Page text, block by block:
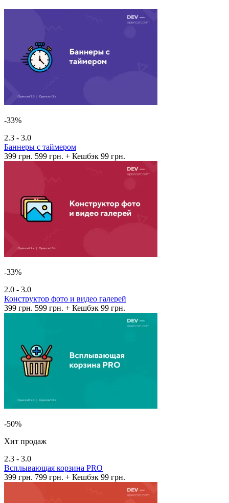
-33%
2.3 - 3.0
Баннеры с таймером
399 грн. 599 грн. + Кешбэк 99 грн.
-33%
2.0 - 3.0
Конструктор фото и видео галерей
399 грн. 599 грн. + Кешбэк 99 грн.
-50%
Хит продаж
2.3 - 3.0
Всплывающая корзина PRO
399 грн. 799 грн. + Кешбэк 99 грн.